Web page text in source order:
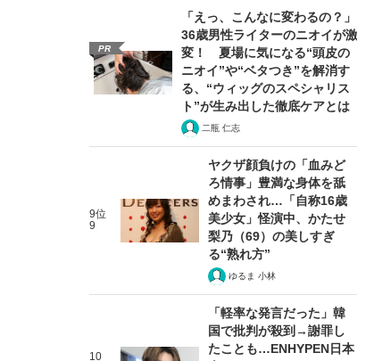
PR
「えっ、こんなに変わるの？」
36歳男性ライターのニオイが激
変！ 夏場に気になる“頭皮の
ニオイ”や“ベタつき”を解消す
る、“ウィッグのスペシャリス
ト”が生み出した徹底ケアとは
二瓶 仁志
9位
9
ヤクザ顔負けの「血みど
ろ情事」豊満な身体を舐
めまわされ…「自称16歳
美少女」怪演中、かたせ
梨乃（69）の美しすぎ
る“熟れ方”
ゆるま 小林
10
「軽率な発言だった」韓
国で批判が殺到→謝罪し
たことも…ENHYPEN日本